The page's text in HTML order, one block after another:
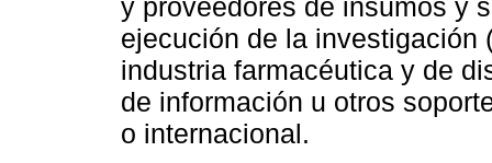
y proveedores de insumos y
ejecución de la investigación
industria farmacéutica y de
de información u otros
o internacional.